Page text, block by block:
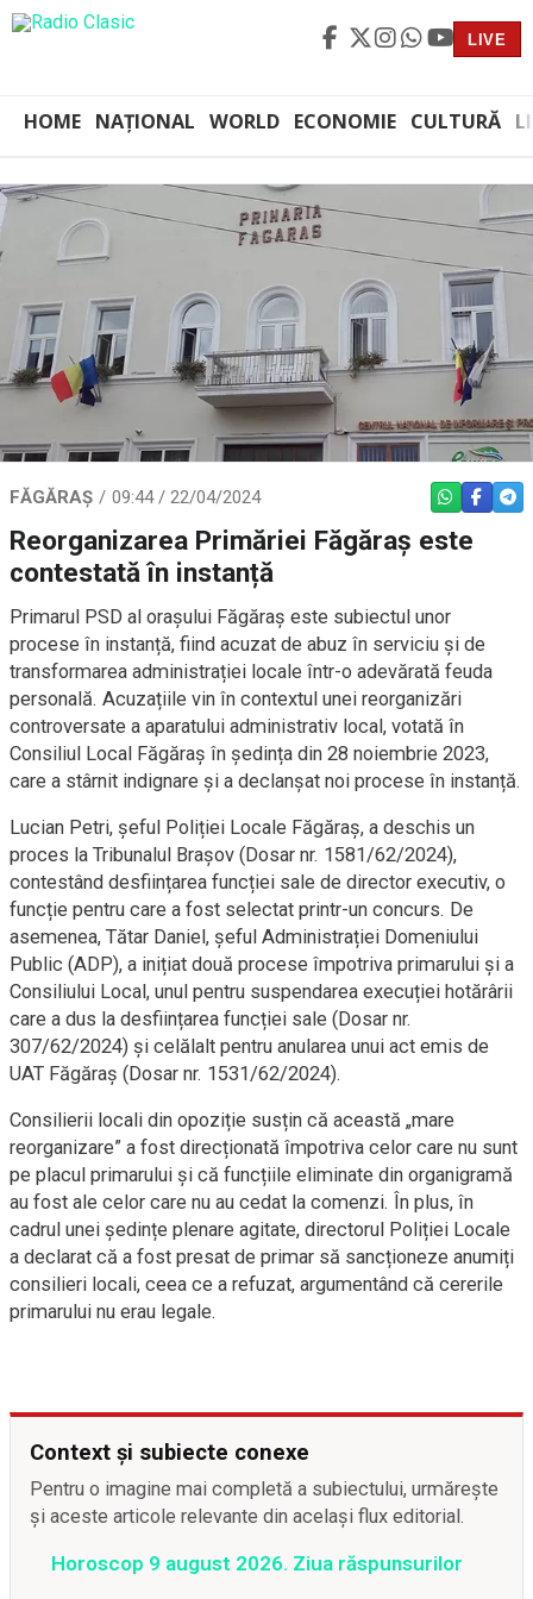
LIVE
HOME NAȚIONAL WORLD ECONOMIE CULTURĂ
FĂGĂRAȘ 09:44 / 22/04/2024 WHATSAPP
Reorganizarea Primăriei Făgăraș este
contestată în instanță
Primarul PSD al orașului Făgăraș este subiectul unor
procese în instanță, fiind acuzat de abuz în serviciu și de
transformarea administrației locale într-o adevărată feuda
personală. Acuzațiile vin în contextul unei reorganizări
controversate a aparatului administrativ local, votată în
Consiliul Local Făgăraș în ședința din 28 noiembrie 2023,
care a stârnit indignare și a declanșat noi procese în instanță.
Lucian Petri, șeful Poliției Locale Făgăraș, a deschis un
proces la Tribunalul Brașov (Dosar nr. 1581/62/2024),
contestând desființarea funcției sale de director executiv, o
funcție pentru care a fost selectat printr-un concurs. De
asemenea, Tătar Daniel, șeful Administrației Domeniului
Public (ADP), a inițiat două procese împotriva primarului și a
Consiliului Local, unul pentru suspendarea execuției hotărârii
care a dus la desființarea funcției sale (Dosar nr.
307/62/2024) și celălalt pentru anularea unui act emis de
UAT Făgăraș (Dosar nr. 1531/62/2024).
Consilierii locali din opoziție susțin că această „mare
reorganizare” a fost direcționată împotriva celor care nu sunt
pe placul primarului și că funcțiile eliminate din organigramă
au fost ale celor care nu au cedat la comenzi. În plus, în
cadrul unei ședințe plenare agitate, directorul Poliției Locale
a declarat că a fost presat de primar să sancționeze anumiți
consilieri locali, ceea ce a refuzat, argumentând că cererile
primarului nu erau legale.
Context și subiecte conexe
Pentru o imagine mai completă a subiectului, urmărește
și aceste articole relevante din același flux editorial.
Horoscop 9 august 2026. Ziua răspunsurilor